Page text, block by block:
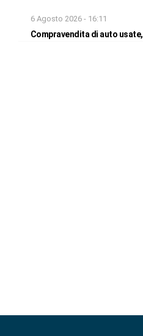
6 Agosto 2026 - 16:11
Compravendita di auto